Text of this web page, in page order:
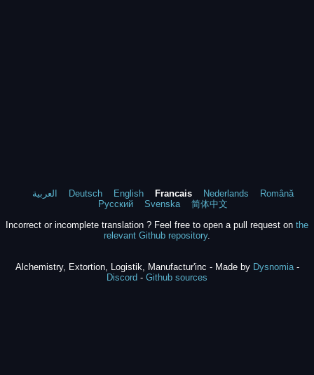
العربية Deutsch English Francais Nederlands
Română
Русский
Svenska
简体中文
Incorrect or incomplete translation ? Feel free to open a pull request on the
relevant Github repository.
Alchemistry, Extortion, Logistik, Manufactur'inc - Made by Dysnomia-
Discord - Github sources